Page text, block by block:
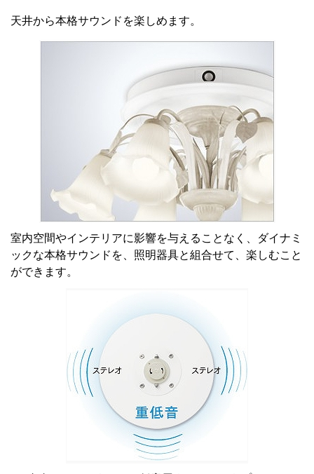
天井から本格サウンドを楽しめます。
室内空間やインテリアに影響を与えることなく、ダイナミ
ックな本格サウンドを、照明器具と組合せて、楽しむこと
ができます。